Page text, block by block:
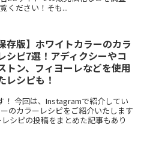
ください！そも...
保存版】ホワイトカラーのカラ
シピ7選！アディクシーやコ
トン、フィヨーレなどを使用
レシピも！
！ 今回は、Instagramで紹介してい
のカラーレシピをご紹介いたします
シピの投稿をまとめた記事もあり